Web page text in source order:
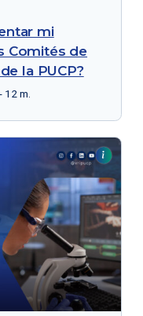
mi
Comités de
la PUCP?
m.